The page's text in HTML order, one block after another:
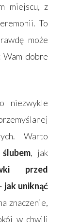
miejscu, z
To
może
Wam dobre
niezwykle
Warto
, jak
przed
jak uniknąć
znaczenie,
w chwili